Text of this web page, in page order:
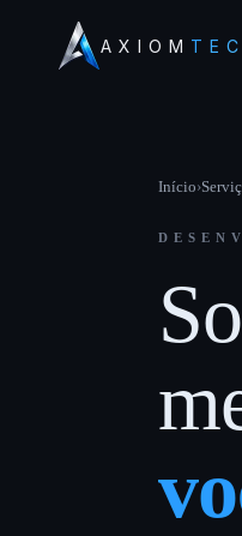
AXIOM
Início›